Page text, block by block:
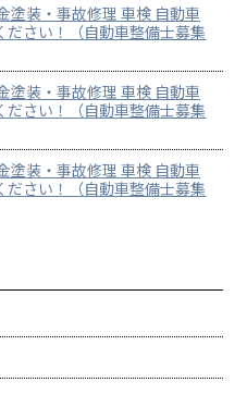
塗装・事故修理 車検 自動車
さい！（自動車整備士募集
塗装・事故修理 車検 自動車
さい！（自動車整備士募集
塗装・事故修理 車検 自動車
さい！（自動車整備士募集